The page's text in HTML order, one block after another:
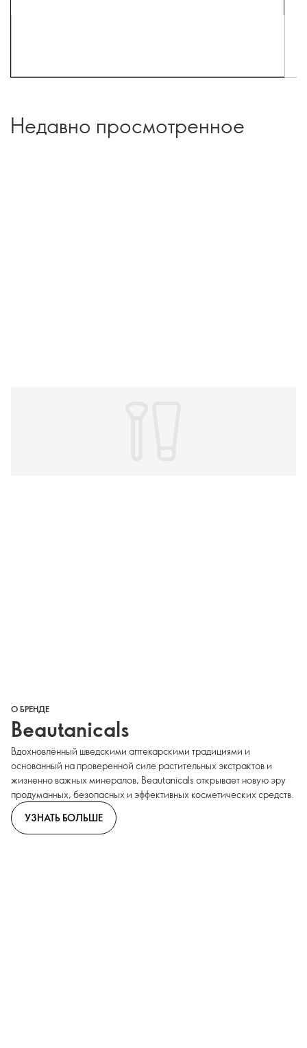
Недавно просмотренное
О БРЕНДЕ
Beautanicals
Вдохновлённый шведскими аптекарскими традициями и
основанный на проверенной силе растительных экстрактов и
жизненно важных минералов, Beautanicals открывает новую эру
продуманных, безопасных и эффективных косметических средств.
УЗНАТЬ БОЛЬШЕ